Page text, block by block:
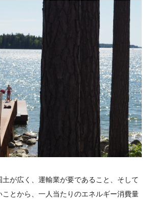
が広く、運輸業が要であること、そして
とから、一人当たりのエネルギー消費量